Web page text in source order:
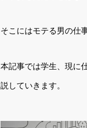
そこにはモテる男の仕
本記事では学生、現に
説していきます。